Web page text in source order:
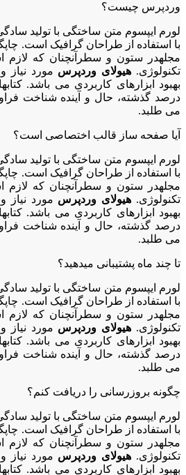
وردپرس چیست؟
لورم ایپسوم متن ساختگی با تولید
با استفاده از طراحان گرافیک است.
مجلهدر ستون و سطرآنچنان که
تکنولوژی. هیولای وردپرس مورد نیاز
بهبود ابزارهای کاربردی می باشد.
درصد گذشته، حال و آینده شناخت
می طلبد.
آیا صفحه ساز قالب اختصاصی است؟
لورم ایپسوم متن ساختگی با تولید
با استفاده از طراحان گرافیک است.
مجلهدر ستون و سطرآنچنان که
تکنولوژی. هیولای وردپرس مورد نیاز
بهبود ابزارهای کاربردی می باشد.
درصد گذشته، حال و آینده شناخت
می طلبد.
تا چند ماه پشتیبانی میدهید؟
لورم ایپسوم متن ساختگی با تولید
با استفاده از طراحان گرافیک است.
مجلهدر ستون و سطرآنچنان که
تکنولوژی. هیولای وردپرس مورد نیاز
بهبود ابزارهای کاربردی می باشد.
درصد گذشته، حال و آینده شناخت
می طلبد.
چگونه بروزرسانی را دریافت کنم؟
لورم ایپسوم متن ساختگی با تولید
با استفاده از طراحان گرافیک است.
مجلهدر ستون و سطرآنچنان که
تکنولوژی. هیولای وردپرس مورد نیاز
بهبود ابزارهای کاربردی می باشد.